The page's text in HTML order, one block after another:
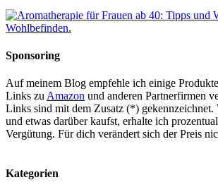
Sponsoring
Auf meinem Blog empfehle ich einige
Links zuAmazon und anderen Partnerfirmen
Links sind mit dem Zusatz (*) gekennzeichnet.
und etwas darüber kaufst, erhalte ich
Vergütung. Für dich verändert sich der Preis
Kategorien